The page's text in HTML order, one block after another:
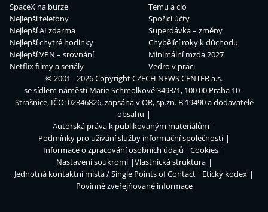
SpaceX na burze
Nejlepší telefony
Nejlepší AI zdarma
Nejlepší chytré hodinky
Nejlepší VPN – srovnání
Netflix filmy a seriály
Temu a clo
Spořicí účty
Superdávka – změny
Chybějící roky k důchodu
Minimální mzda 2027
Vedro v práci
© 2001 - 2026 CopyrightCZECH NEWS CENTER a.s.
se sídlem náměstí Marie Schmolkové 3493/1, 100 00 Praha 10 -
Strašnice, IČO: 02346826, zapsána v OR, sp.zn. B 19490 a dodavatelé
obsahu
Autorská práva k publikovaným materiálům
Podmínky pro užívání služby informační společnosti
Informace o zpracování osobních údajů
Cookies
Nastavení soukromí
Vlastnická struktura
Jednotná kontaktní místa / Single Points of Contact
Etický kodex
Povinně zveřejňované informace